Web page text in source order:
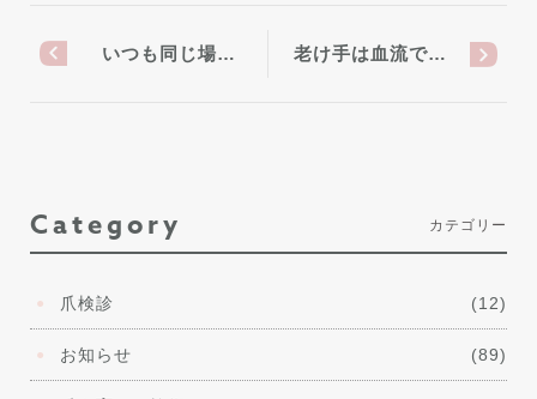
いつも同じ場… 老け手は血流で…
Category カテゴリー
爪検診 (12)
お知らせ (89)